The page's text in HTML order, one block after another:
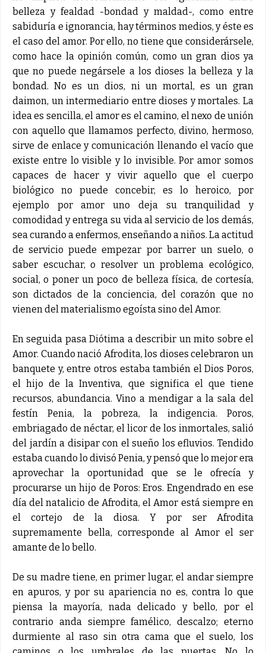
belleza y fealdad -bondad y maldad-, como entre
sabiduría e ignorancia, hay términos medios, y éste es
el caso del amor. Por ello, no tiene que considerársele,
como hace la opinión común, como un gran dios ya
que no puede negársele a los dioses la belleza y la
bondad. No es un dios, ni un mortal, es un gran
daimon, un intermediario entre dioses y mortales. La
idea es sencilla, el amor es el camino, el nexo de unión
con aquello que llamamos perfecto, divino, hermoso,
sirve de enlace y comunicación llenando el vacío que
existe entre lo visible y lo invisible. Por amor somos
capaces de hacer y vivir aquello que el cuerpo
biológico no puede concebir, es lo heroico, por
ejemplo por amor uno deja su tranquilidad y
comodidad y entrega su vida al servicio de los demás,
sea curando a enfermos, enseñando a niños. La actitud
de servicio puede empezar por barrer un suelo, o
saber escuchar, o resolver un problema ecológico,
social, o poner un poco de belleza física, de cortesía,
son dictados de la conciencia, del corazón que no
vienen del materialismo egoísta sino del Amor.
En seguida pasa Diótima a describir un mito sobre el
Amor. Cuando nació Afrodita, los dioses celebraron un
banquete y, entre otros estaba también el Dios Poros,
el hijo de la Inventiva, que significa el que tiene
recursos, abundancia. Vino a mendigar a la sala del
festín Penia, la pobreza, la indigencia. Poros,
embriagado de néctar, el licor de los inmortales, salió
del jardín a disipar con el sueño los efluvios. Tendido
estaba cuando lo divisó Penia, y pensó que lo mejor era
aprovechar la oportunidad que se le ofrecía y
procurarse un hijo de Poros: Eros. Engendrado en ese
día del natalicio de Afrodita, el Amor está siempre en
el cortejo de la diosa. Y por ser Afrodita
supremamente bella, corresponde al Amor el ser
amante de lo bello.
De su madre tiene, en primer lugar, el andar siempre
en apuros, y por su apariencia no es, contra lo que
piensa la mayoría, nada delicado y bello, por el
contrario anda siempre famélico, descalzo; eterno
durmiente al raso sin otra cama que el suelo, los